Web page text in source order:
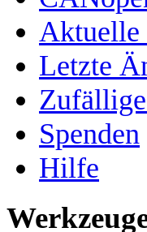
Aktuelle
Letzte
Spenden
Hilfe